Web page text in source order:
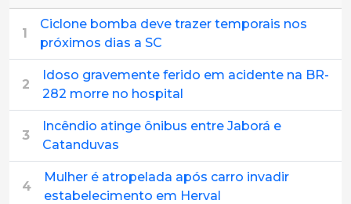
1
Ciclone bomba deve trazer temporais nos
próximos dias a SC
2
Idoso gravemente ferido em acidente na BR-
282 morre no hospital
3
Incêndio atinge ônibus entre Jaborá e
Catanduvas
4
Mulher é atropelada após carro invadir
estabelecimento em Herval